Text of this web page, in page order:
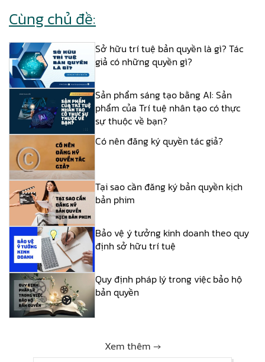
Cùng chủ đề:
Sở hữu trí tuệ bản quyền là gì? Tác
giả có những quyền gì?
Sản phẩm sáng tạo bằng AI: Sản
phẩm của Trí tuệ nhân tạo có thực
sự thuộc về bạn?
Có nên đăng ký quyền tác giả?
Tại sao cần đăng ký bản quyền kịch
bản phim
Bảo vệ ý tưởng kinh doanh theo quy
định sở hữu trí tuệ
Quy định pháp lý trong việc bảo hộ
bản quyền
Xem thêm →